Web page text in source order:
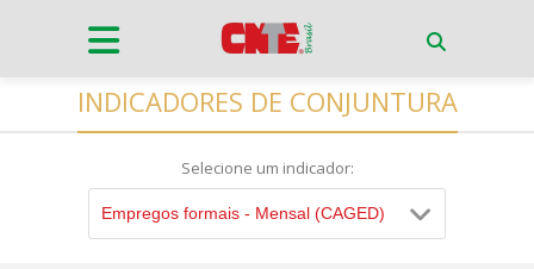
INDICADORES DE CONJUNTURA
Selecione um indicador:
Empregos formais - Mensal (CAGED)